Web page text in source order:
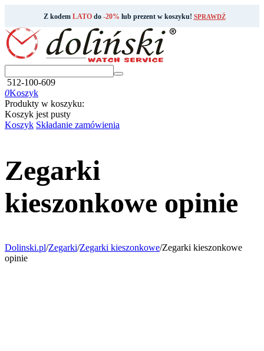
Z kodem LATOdo -20% lub prezent w koszyku! SPRAWDŹ
512-100-609
0Koszyk
Produkty w koszyku:
Koszyk jest pusty
Koszyk Składanie zamówienia
Zegarki
kieszonkowe opinie
Dolinski.pl/Zegarki/Zegarki kieszonkowe/Zegarki kieszonkowe
opinie